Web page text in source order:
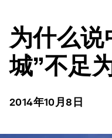
为什么说
城”不足
2014年10月8日